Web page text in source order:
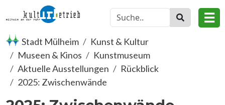
Direkt zum Inhalt
☰
Stadt Mülheim
Kunst & Kultur
Museen & Kinos
Kunstmuseum
Aktuelle Ausstellungen
Rückblick
2025: Zwischenwände